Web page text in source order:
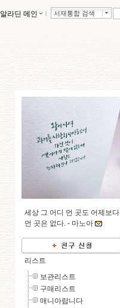
알라딘 메인 ｌ 서재통합 검색
세상 그 어디 먼 곳도 어제보다
먼 곳은 없다. - 마노아
리스트
보관리스트
구매리스트
매니아랍니다